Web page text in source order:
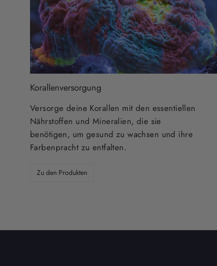
Korallenversorgung
Versorge deine Korallen mit den essentiellen
Nährstoffen und Mineralien, die sie
benötigen, um gesund zu wachsen und ihre
Farbenpracht zu entfalten.
Zu den Produkten